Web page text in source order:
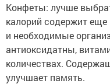
Конфеты: лучше
калорий содержит
и необходимые
антиоксидатны,
количествах.
улучшает память.